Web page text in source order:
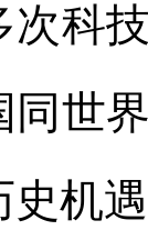
次科
同世
史机